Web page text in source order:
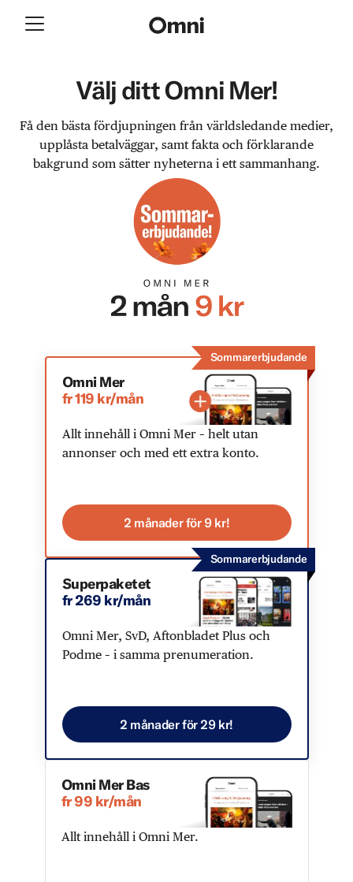
Välj ditt Omni Mer!
Få den bästa fördjupningen från världsledande medier,
upplåsta betalväggar, samt fakta och förklarande
bakgrund som sätter nyheterna i ett sammanhang.
Sommarerbjudande
Omni Mer
fr 119 kr/mån
Allt innehåll i Omni Mer – helt utan
annonser och med ett extra konto.
2 månader för 9 kr!
Sommarerbjudande
Superpaketet
fr 269 kr/mån
Omni Mer, SvD, Aftonbladet Plus och
Podme – i samma prenumeration.
2 månader för 29 kr!
Omni Mer Bas
fr 99 kr/mån
Allt innehåll i Omni Mer.